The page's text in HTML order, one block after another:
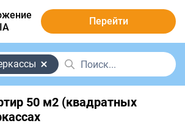
Перейти
50 м2 (квадратных